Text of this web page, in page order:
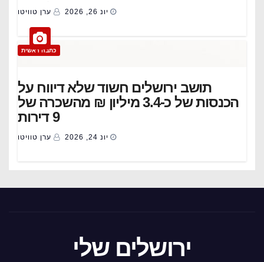
יונ 26, 2026 ערן טוויטו
כתבה ראשית
תושב ירושלים חשוד שלא דיווח על
הכנסות של כ-3.4 מיליון ₪ מהשכרה של
9 דירות
יונ 24, 2026 ערן טוויטו
ירושלים שלי